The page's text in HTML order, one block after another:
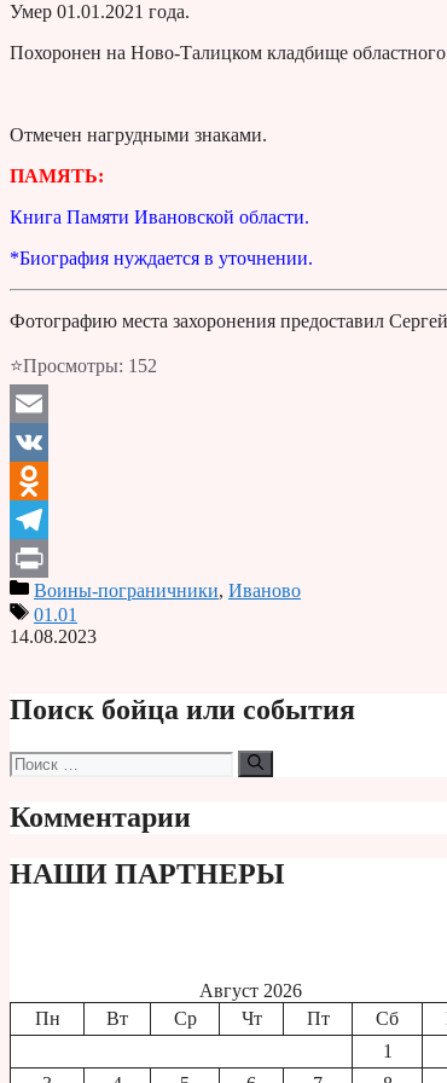
Умер 01.01.2021 года.
Похоронен на Ново-Талицком кладбище областного
Отмечен нагрудными знаками.
ПАМЯТЬ:
Книга Памяти Ивановской области.
*Биография нуждается в уточнении.
Фотографию места захоронения предоставил
⭐Просмотры: 152
Email
VK
Odnoklassniki
Telegram
PrintВоины-пограничники, Иваново
01.01
14.08.2023
Поиск бойца или события
Поиск:
Комментарии
НАШИ ПАРТНЕРЫ
Август 2026
Пн
Вт Ср Чт Пт Сб
1